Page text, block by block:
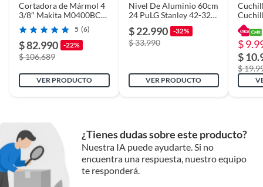
Cortadora de Mármol 4
3/8″ Makita M0400BC
1.200 Watts
5 (6)
$ 82.990 -22%
$ 106.689
VER PRODUCTO
Nivel De Aluminio 60cm
24 PuLG Stanley 42-324
$ 22.990 -32%
$ 33.990
VER PRODUCTO
$
$
$
¿Tienes dudas sobre este producto?
Nuestra IA puede ayudarte. Si no
encuentra una respuesta, nuestro equipo
te responderá.